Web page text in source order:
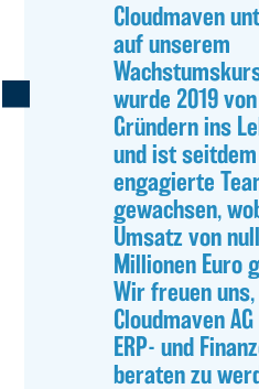
Cloudmaven
auf unserem
wurde 2019
Gründern ins
und ist
engagierte
gewachsen,
Umsatz von
Millionen Euro
Wir freuen
Cloudmaven
ERP- und
beraten zu